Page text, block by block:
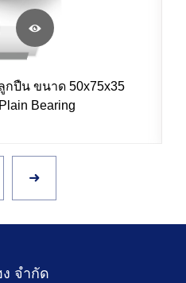
กปืน ขนาด 50x75x35
Bearing
จำกัด